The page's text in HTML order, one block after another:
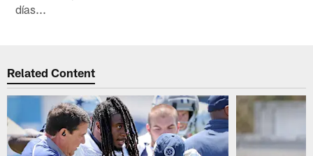
días...
Related Content